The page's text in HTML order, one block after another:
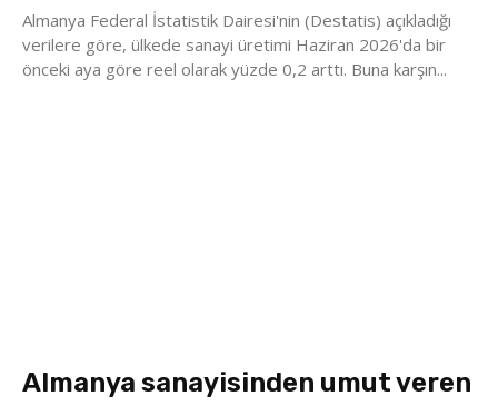
Almanya Federal İstatistik Dairesi'nin (Destatis) açıkladığı
verilere göre, ülkede sanayi üretimi Haziran 2026'da bir
önceki aya göre reel olarak yüzde 0,2 arttı. Buna karşın...
Almanya sanayisinden umut veren